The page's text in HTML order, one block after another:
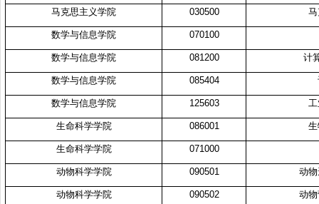
马克思主义学院 030500
数学与信息学院 070100
数学与信息学院 081200 计
数学与信息学院 085404
数学与信息学院 125603
生命科学学院 086001
生命科学学院 071000
动物科学学院 090501 动
动物科学学院 090502 动